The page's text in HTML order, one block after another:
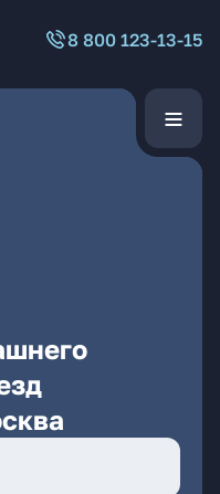
8 800 123-13-15